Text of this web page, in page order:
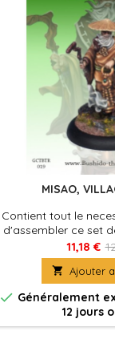
MISAO,
Contient tout le
d'assembler ce set
le jeu Bushido,
leurs socles en
peindre et à
11,18 €
 Ajouter
 Généralement
12 jours